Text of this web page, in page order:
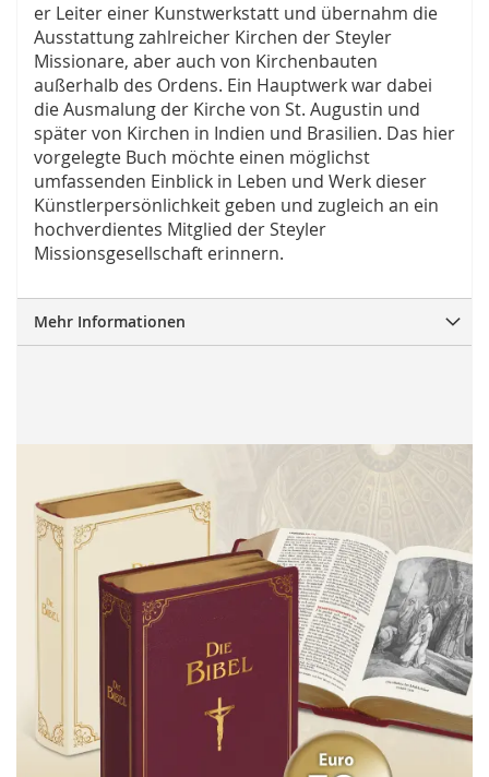
er Leiter einer Kunstwerkstatt und übernahm die
Ausstattung zahlreicher Kirchen der Steyler
Missionare, aber auch von Kirchenbauten
außerhalb des Ordens. Ein Hauptwerk war dabei
die Ausmalung der Kirche von St. Augustin und
später von Kirchen in Indien und Brasilien. Das hier
vorgelegte Buch möchte einen möglichst
umfassenden Einblick in Leben und Werk dieser
Künstlerpersönlichkeit geben und zugleich an ein
hochverdientes Mitglied der Steyler
Missionsgesellschaft erinnern.
Mehr Informationen